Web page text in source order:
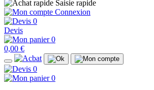
Saisie rapide
Connexion
0
Devis
0
0,00 €
0
0